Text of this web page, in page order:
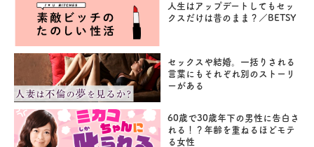
人生はアップデートしてもセッ
クスだけは昔のまま？／BETSY
セックスや結婚。一括りされる
言葉にもそれぞれ別のストーリ
ーがある
60歳で30歳年下の男性に告白さ
れる！？年齢を重ねるほどモテ
る女性